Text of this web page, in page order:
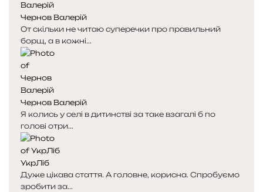
Чернов Валерій
От скільки не читаю суперечки про правильний
борщ, а в кожні...
Чернов Валерій
Я колись у селі в дитинстві за таке взагалі б по
голові отри...
УкрЛіб
Дуже цікава стаття. А головне, корисна. Спробуємо
зробити за...